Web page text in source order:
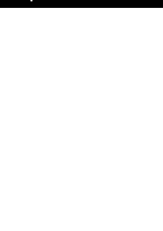
Play